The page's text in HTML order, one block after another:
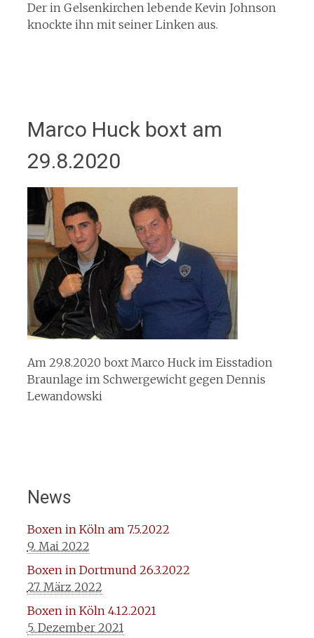
Der in Gelsenkirchen lebende Kevin Johnson
knockte ihn mit seiner Linken aus.
Marco Huck boxt am
29.8.2020
Am 29.8.2020 boxt Marco Huck im Eisstadion
Braunlage im Schwergewicht gegen Dennis
Lewandowski
News
Boxen in Köln am 7.5.2022
9. Mai 2022
Boxen in Dortmund 26.3.2022
27. März 2022
Boxen in Köln 4.12.2021
5. Dezember 2021